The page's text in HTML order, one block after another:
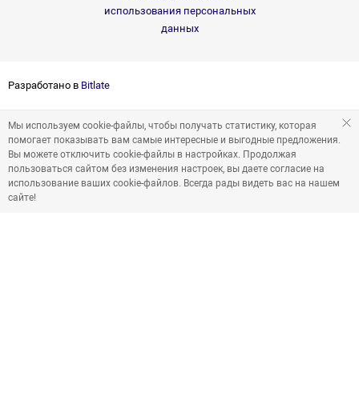
использования персональных
данных
Разработано в Bitlate
Мы используем cookie-файлы, чтобы получать статистику, которая
помогает показывать вам самые интересные и выгодные предложения.
Вы можете отключить cookie-файлы в настройках. Продолжая
пользоваться сайтом без изменения настроек, вы даете согласие на
использование ваших cookie-файлов. Всегда рады видеть вас на нашем
сайте!